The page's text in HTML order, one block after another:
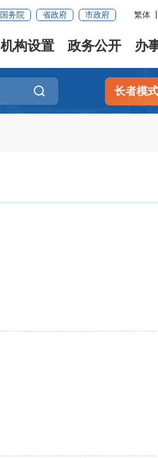
国务院 省政府 市政府 繁体
机构设置 政务公开 办
长者模式